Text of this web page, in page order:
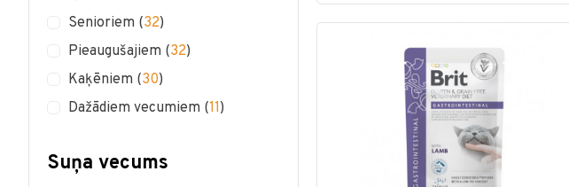
Senioriem (32)
Pieaugušajiem (32)
Kaķēniem (30)
Dažādiem vecumiem (11)
Suņa vecums